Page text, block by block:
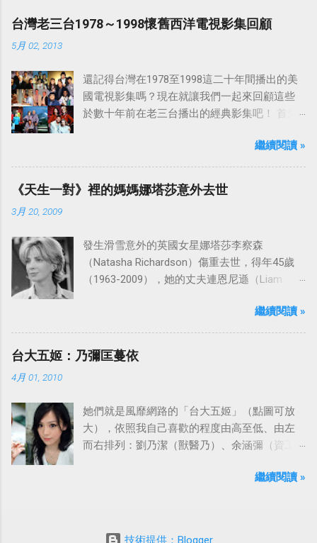
台灣老三台1978～1998懷舊西洋電視影集回顧
5月 02, 2013
還記得台灣在1978至1998這二十年間播出的美
國電視影集嗎？現在就讓我們一起來回顧這些
於數十年前在老三台播出的經典影集吧！ 首先
「愛之船」（The Love Boat），這部影集最早
是在1977年9月24日至1986年5月24日於美國
ABC頻道首播，共播出了249集。 令人懷念的愛
之船旋律：
繼續閱讀 »
《天生一對》裡的媽媽娜塔莎意外去世
3月 20, 2009
發生滑雪意外的英國女星娜塔莎李察森
（Natasha Richardson）傷重去世，得年45歲
（1963-2009），她的丈夫連恩尼遜（Liam
到傷心，希望外界給他們空間撫平傷痛。繼續閱讀 »
台大五姬：乃彌匡蔓依
4月 01, 2010
她們就是風靡網路的「台大五姬」（點圖可放
大），依照我自己喜歡的程度由高至低、由左
而右排列：劉乃潔（獸醫乃）、余涵彌（資工
蔓）、吳依潔（戲劇依）；這五位正妹透過網
繼續閱讀 »
技術提供：Blogger